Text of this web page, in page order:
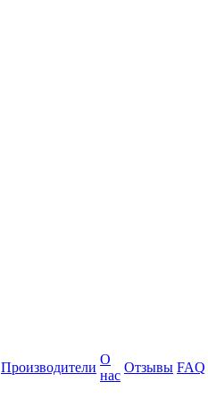
Производители
О
нас
Отзывы FAQ